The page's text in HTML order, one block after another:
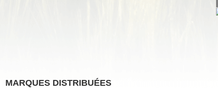
MARQUES DISTRIBUÉES